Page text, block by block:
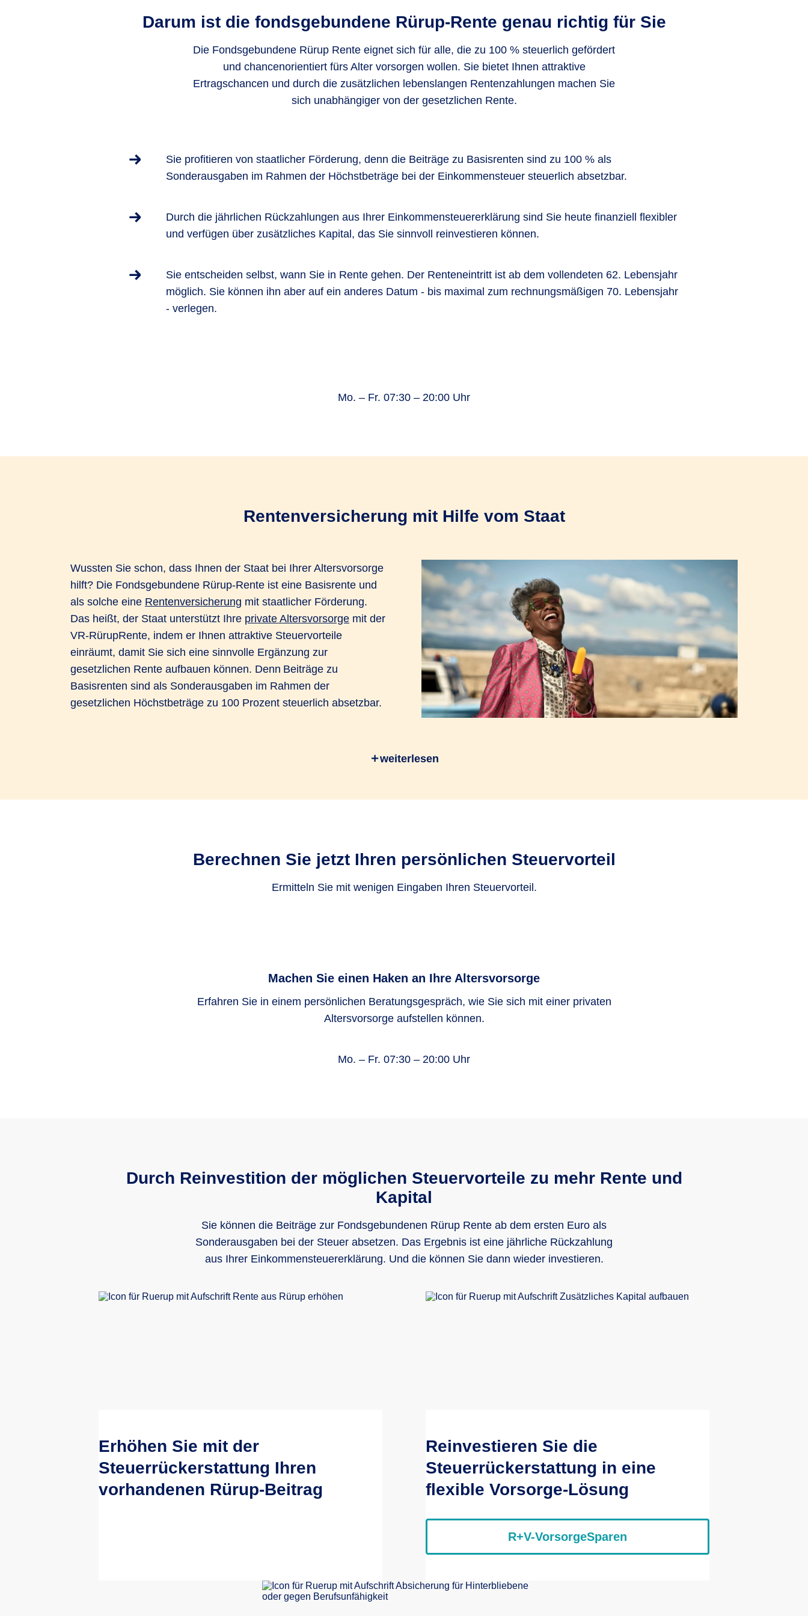
Darum ist die fondsgebundene Rürup-Rente genau richtig für Sie
Die Fondsgebundene Rürup Rente eignet sich für alle, die zu 100 % steuerlich gefördert
und chancenorientiert fürs Alter vorsorgen wollen. Sie bietet Ihnen attraktive
Ertragschancen und durch die zusätzlichen lebenslangen Rentenzahlungen machen Sie
sich unabhängiger von der gesetzlichen Rente.
Sie profitieren von staatlicher Förderung, denn die Beiträge zu Basisrenten sind zu 100 % als
Sonderausgaben im Rahmen der Höchstbeträge bei der Einkommensteuer steuerlich absetzbar.
Durch die jährlichen Rückzahlungen aus Ihrer Einkommensteuererklärung sind Sie heute finanziell flexibler
und verfügen über zusätzliches Kapital, das Sie sinnvoll reinvestieren können.
Sie entscheiden selbst, wann Sie in Rente gehen. Der Renteneintritt ist ab dem vollendeten 62. Lebensjahr
möglich. Sie können ihn aber auf ein anderes Datum - bis maximal zum rechnungsmäßigen 70. Lebensjahr
- verlegen.
Mo. – Fr. 07:30 – 20:00 Uhr
Rentenversicherung mit Hilfe vom Staat
Wussten Sie schon, dass Ihnen der Staat bei Ihrer Altersvorsorge
hilft? Die Fondsgebundene Rürup-Rente ist eine Basisrente und
als solche eine Rentenversicherung mit staatlicher Förderung.
Das heißt, der Staat unterstützt Ihre private Altersvorsorge mit der
VR-RürupRente, indem er Ihnen attraktive Steuervorteile
einräumt, damit Sie sich eine sinnvolle Ergänzung zur
gesetzlichen Rente aufbauen können. Denn Beiträge zu
Basisrenten sind als Sonderausgaben im Rahmen der
gesetzlichen Höchstbeträge zu 100 Prozent steuerlich absetzbar.
dann niedriger aus als in der Erwerbsphase. Mit der Rürup-Rente der R+V können Sie außerdem die Ertragschancen der Kapitalmärkte
Die Höchstbeiträge sind jährlich als Sonderausgaben absetzbar. Der steuerlich förderfähige Höchstbetrag in der Basisversorgung beträgt
weiterlesen
Berechnen Sie jetzt Ihren persönlichen Steuervorteil
Ermitteln Sie mit wenigen Eingaben Ihren Steuervorteil.
Machen Sie einen Haken an Ihre Altersvorsorge
Erfahren Sie in einem persönlichen Beratungsgespräch, wie Sie sich mit einer privaten
Altersvorsorge aufstellen können.
Mo. – Fr. 07:30 – 20:00 Uhr
Durch Reinvestition der möglichen Steuervorteile zu mehr Rente und
Kapital
Sie können die Beiträge zur Fondsgebundenen Rürup Rente ab dem ersten Euro als
Sonderausgaben bei der Steuer absetzen. Das Ergebnis ist eine jährliche Rückzahlung
aus Ihrer Einkommensteuererklärung. Und die können Sie dann wieder investieren.
Erhöhen Sie mit der
Steuerrückerstattung Ihren
vorhandenen Rürup-Beitrag
Reinvestieren Sie die
Steuerrückerstattung in eine
flexible Vorsorge-Lösung
R+V-VorsorgeSparen